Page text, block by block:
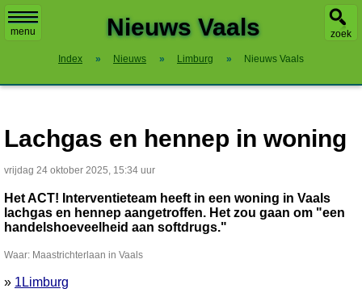
menu zoek
Nieuws Vaals
Index » Nieuws » Limburg » Nieuws Vaals
Lachgas en hennep in woning
vrijdag 24 oktober 2025, 15:34 uur
Het ACT! Interventieteam heeft in een woning in Vaals
lachgas en hennep aangetroffen. Het zou gaan om "een
handelshoeveelheid aan softdrugs."
Waar: Maastrichterlaan in Vaals
» 1Limburg